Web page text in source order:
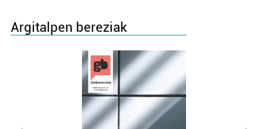
Argitalpen bereziak